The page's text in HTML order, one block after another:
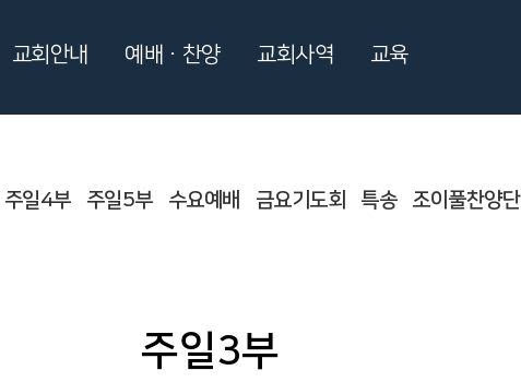
주일4부 주일5부 수요예배 금요기도회 특송 조이풀찬양단
주일3부
교회안내 예배ㆍ찬양 교회사역 교육